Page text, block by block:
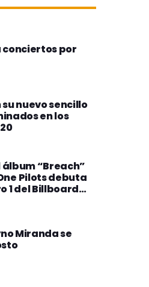
por
nuevo sencillo
en los
álbum “Breach”
Pilots debuta
1 del Billboard
Miranda se